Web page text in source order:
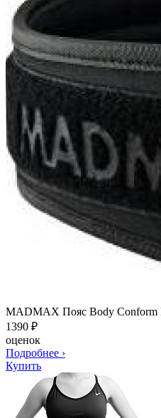
MADMAX Пояс Body
1390 ₽
оценок
Подробнее ›
Купить